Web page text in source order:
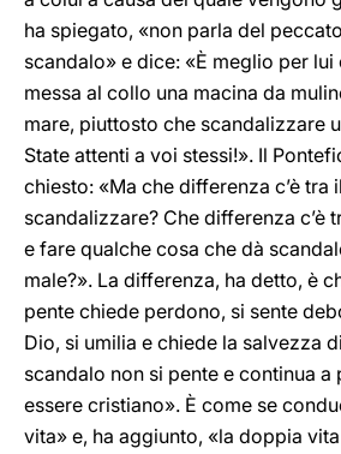
ha spiegato, «non parla del
scandalo» e dice: «È meglio per lui
messa al collo una macina da
mare, piuttosto che scandalizzare
State attenti a voi stessi!». Il
chiesto: «Ma che differenza c’è tra
scandalizzare? Che differenza c’è
e fare qualche cosa che dà
male?». La differenza, ha detto, è
pente chiede perdono, si sente
Dio, si umilia e chiede la salvezza
scandalo non si pente e continua
essere cristiano». È come se
vita» e, ha aggiunto, «la doppia